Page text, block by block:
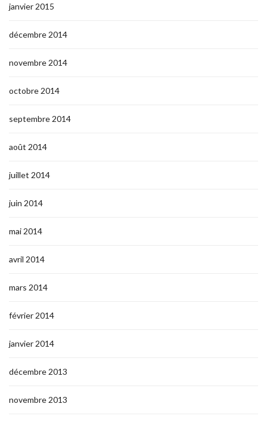
janvier 2015
décembre 2014
novembre 2014
octobre 2014
septembre 2014
août 2014
juillet 2014
juin 2014
mai 2014
avril 2014
mars 2014
février 2014
janvier 2014
décembre 2013
novembre 2013